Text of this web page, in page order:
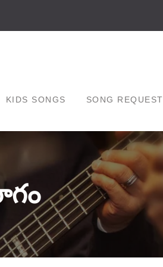
KIDS SONGS SONG REQUEST